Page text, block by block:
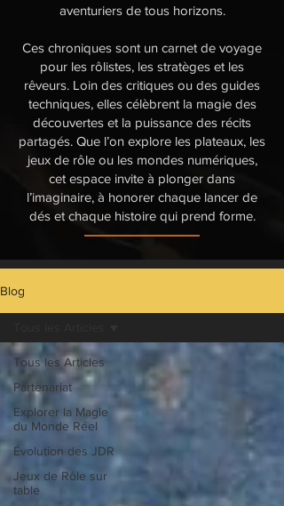
aventuriers de tous horizons.
Ces chroniques sont un carnet de voyage
pour les rôlistes, les stratèges et les
rêveurs. Loin des critiques ou des guides
techniques, elles célèbrent la magie des
découvertes et la puissance des récits
partagés. Que l’on explore les plateaux, les
jeux de rôle ou les mondes numériques,
cet espace invite à plonger dans
l’imaginaire, à honorer chaque lancer de
dés et chaque histoire qui prend forme.
Blog
Tous les Articles
Partenariat
Explorer la Magie
du Monde Réel
Évolution des JDR
Jeux de Rôle sur
table